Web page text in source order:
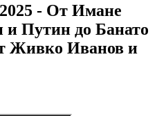
- От Имане
Путин до Банато
Живко Иванов и